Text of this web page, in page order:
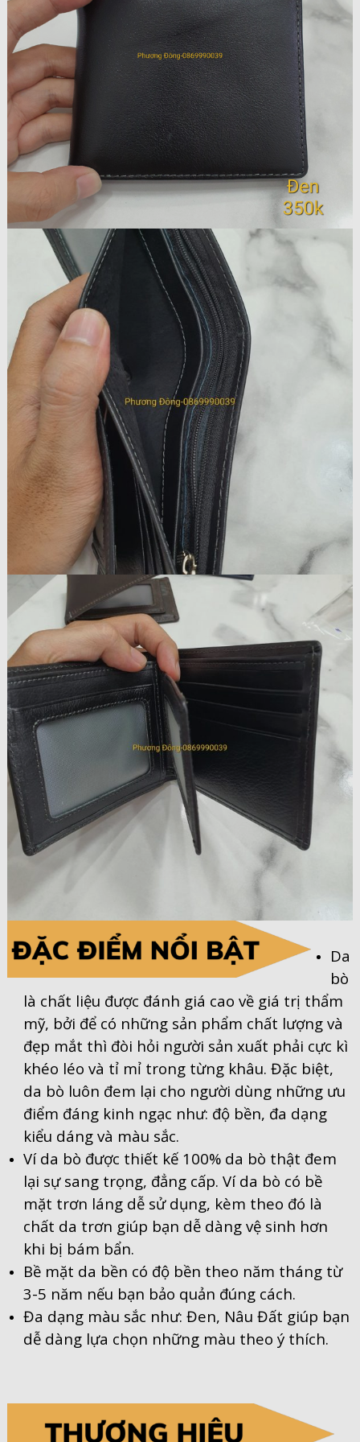
Da
bò
là chất liệu được đánh giá cao về giá trị thẩm
mỹ, bởi để có những sản phẩm chất lượng và
đẹp mắt thì đòi hỏi người sản xuất phải cực kì
khéo léo và tỉ mỉ trong từng khâu. Đặc biệt,
da bò luôn đem lại cho người dùng những ưu
điểm đáng kinh ngạc như: độ bền, đa dạng
kiểu dáng và màu sắc.
Ví da bò được thiết kế 100% da bò thật đem
lại sự sang trọng, đẳng cấp. Ví da bò có bề
mặt trơn láng dễ sử dụng, kèm theo đó là
chất da trơn giúp bạn dễ dàng vệ sinh hơn
khi bị bám bẩn.
Bề mặt da bền có độ bền theo năm tháng từ
3-5 năm nếu bạn bảo quản đúng cách.
Đa dạng màu sắc như: Đen, Nâu Đất giúp bạn
dễ dàng lựa chọn những màu theo ý thích.